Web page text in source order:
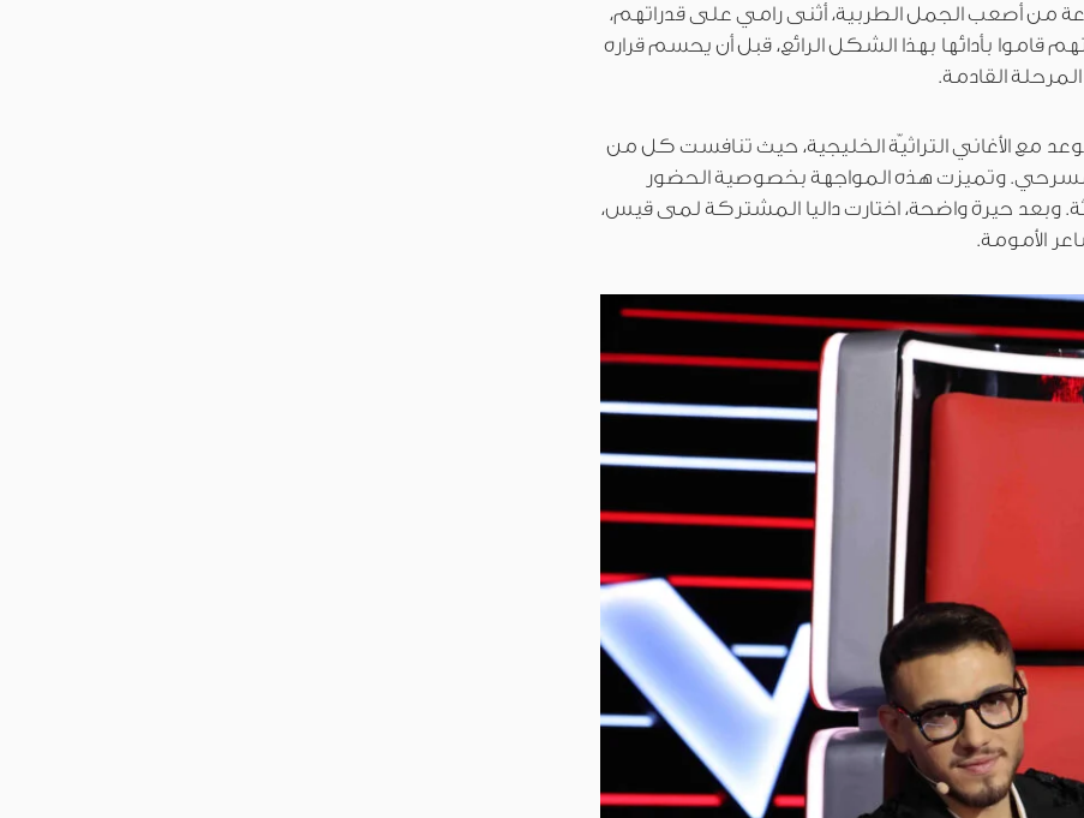
من أصعب الجمل الطربية، أثنى رامي على قدراتهم،
قاموا بأدائها بهذا الشكل الرائع، قبل أن يحسم قراره
القادمة.
مع الأغاني التراثيّة الخليجية، حيث تنافست كل من
وتميزت هذه المواجهة بخصوصية الحضور
وبعد حيرة واضحة، اختارت داليا المشتركة لمى قيس،
الأمومة.